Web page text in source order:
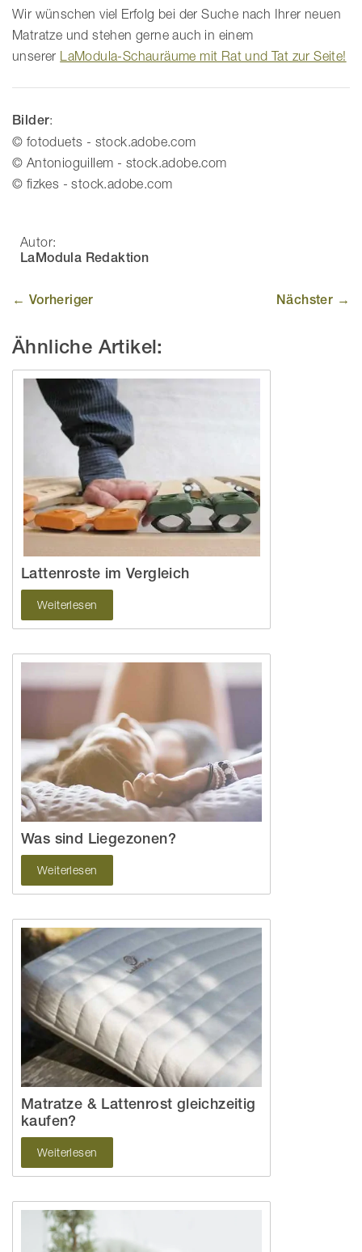
Wir wünschen viel Erfolg bei der Suche nach Ihrer neuen
Matratze und stehen gerne auch in einem
unserer LaModula-Schauräume mit Rat und Tat zur Seite!
Bilder:
© fotoduets - stock.adobe.com
© Antonioguillem - stock.adobe.com
© fizkes - stock.adobe.com
Autor:
LaModula Redaktion
← Vorheriger Nächster →
Ähnliche Artikel:
Lattenroste im Vergleich
Weiterlesen
Was sind Liegezonen?
Weiterlesen
Matratze & Lattenrost gleichzeitig
kaufen?
Weiterlesen